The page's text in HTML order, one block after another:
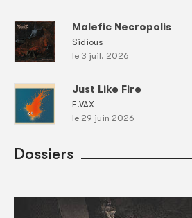
Malefic Necropolis
Sidious
le 3 juil. 2026
Just Like Fire
E.VAX
le 29 juin 2026
Dossiers